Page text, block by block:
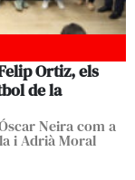
Ortiz, els
de la
Neira com a
i Adrià Moral